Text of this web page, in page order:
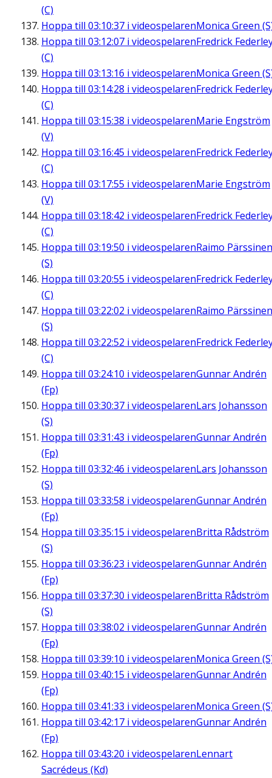
(C)
Hoppa till 03:10:37 i videospelarenMonica Green
Hoppa till 03:12:07 i videospelarenFredrick
(C)
Hoppa till 03:13:16 i videospelarenMonica Green
Hoppa till 03:14:28 i videospelarenFredrick
(C)
Hoppa till 03:15:38 i videospelarenMarie Engström
(V)
Hoppa till 03:16:45 i videospelarenFredrick
(C)
Hoppa till 03:17:55 i videospelarenMarie Engström
(V)
Hoppa till 03:18:42 i videospelarenFredrick
(C)
Hoppa till 03:19:50 i videospelarenRaimo Pärssinen
(S)
Hoppa till 03:20:55 i videospelarenFredrick
(C)
Hoppa till 03:22:02 i videospelarenRaimo Pärssinen
(S)
Hoppa till 03:22:52 i videospelarenFredrick
(C)
Hoppa till 03:24:10 i videospelarenGunnar Andrén
(Fp)
Hoppa till 03:30:37 i videospelarenLars Johansson
(S)
Hoppa till 03:31:43 i videospelarenGunnar Andrén
(Fp)
Hoppa till 03:32:46 i videospelarenLars Johansson
(S)
Hoppa till 03:33:58 i videospelarenGunnar Andrén
(Fp)
Hoppa till 03:35:15 i videospelarenBritta Rådström
(S)
Hoppa till 03:36:23 i videospelarenGunnar Andrén
(Fp)
Hoppa till 03:37:30 i videospelarenBritta Rådström
(S)
Hoppa till 03:38:02 i videospelarenGunnar Andrén
(Fp)
Hoppa till 03:39:10 i videospelarenMonica Green
Hoppa till 03:40:15 i videospelarenGunnar Andrén
(Fp)
Hoppa till 03:41:33 i videospelarenMonica Green
Hoppa till 03:42:17 i videospelarenGunnar Andrén
(Fp)
Hoppa till 03:43:20 i videospelarenLennart
Sacrédeus (Kd)